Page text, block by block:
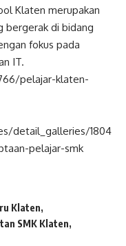
Klaten merupakan
bergerak di bidang
fokus pada
IT.
pelajar-klaten-
detail_galleries/1804
pelajar-smk
Klaten
SMK Klaten